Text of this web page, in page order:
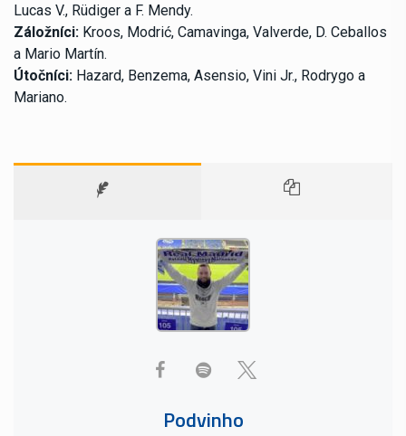
Lucas V., Rüdiger a F. Mendy.
Záložníci: Kroos, Modrić, Camavinga, Valverde, D. Ceballos
a Mario Martín.
Útočníci: Hazard, Benzema, Asensio, Vini Jr., Rodrygo a
Mariano.
Podvinho